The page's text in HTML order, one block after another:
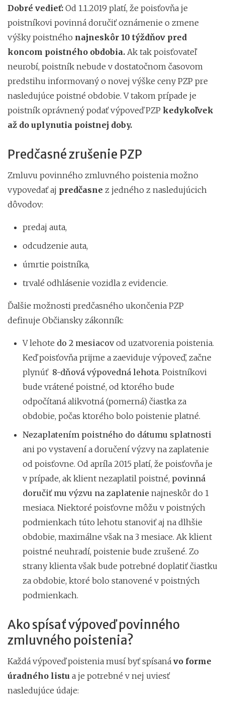
Dobré vedieť: Od 1.1.2019 platí, že poisťovňa je
poistníkovi povinná doručiť oznámenie o zmene
výšky poistného najneskôr 10 týždňov pred
koncom poistného obdobia. Ak tak poisťovateľ
neurobí, poistník nebude v dostatočnom časovom
predstihu informovaný o novej výške ceny PZP pre
nasledujúce poistné obdobie. V takom prípade je
poistník oprávnený podať výpoveď PZP kedykoľvek
až do uplynutia poistnej doby.
Predčasné zrušenie PZP
Zmluvu povinného zmluvného poistenia možno
vypovedať aj predčasne z jedného z nasledujúcich
dôvodov:
predaj auta,
odcudzenie auta,
úmrtie poistníka,
trvalé odhlásenie vozidla z evidencie.
Ďalšie možnosti predčasného ukončenia PZP
definuje Občiansky zákonník:
V lehote do 2 mesiacovod uzatvorenia poistenia.
Keď poisťovňa prijme a zaeviduje výpoveď, začne
plynúť 8-dňová výpovedná lehota. Poistníkovi
bude vrátené poistné, od ktorého bude
odpočítaná alikvotná (pomerná) čiastka za
obdobie, počas ktorého bolo poistenie platné.
Nezaplatením poistného do dátumu splatnosti
ani po vystavení a doručení výzvy na zaplatenie
od poisťovne. Od apríla 2015 platí, že poisťovňa je
v prípade, ak klient nezaplatil poistné, povinná
doručiť mu výzvu na zaplatenie najneskôr do 1
mesiaca. Niektoré poisťovne môžu v poistných
podmienkach túto lehotu stanoviť aj na dlhšie
obdobie, maximálne však na 3 mesiace. Ak klient
poistné neuhradí, poistenie bude zrušené. Zo
strany klienta však bude potrebné doplatiť čiastku
za obdobie, ktoré bolo stanovené v poistných
podmienkach.
Ako spísať výpoveď povinného
zmluvného poistenia?
Každá výpoveď poistenia musí byť spísaná vo forme
úradného listu a je potrebné v nej uviesť
nasledujúce údaje: